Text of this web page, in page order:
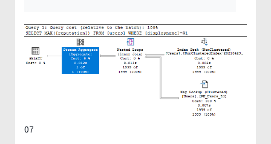
07